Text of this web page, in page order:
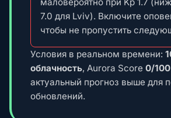
7.0 для Lviv). Включите
чтобы не пропустить
Условия в реальном времени:
облачность, Aurora Score 0/100
актуальный прогноз выше для
обновлений.